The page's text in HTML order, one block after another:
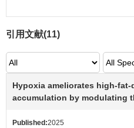
引用文献(11)
Hypoxia ameliorates high-
accumulation by modulating
Published:2025